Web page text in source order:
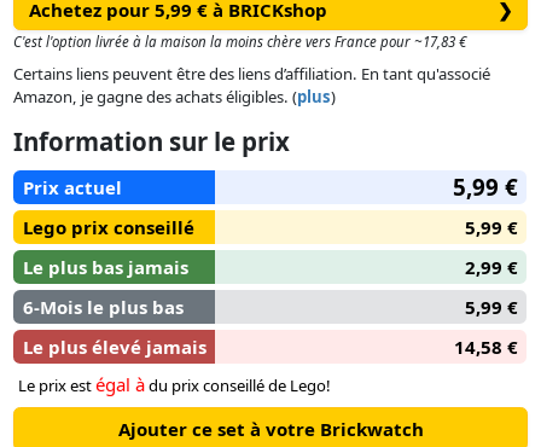
s’orne d’une minifigurine de Dingo, très décontracté avec son
inséparable pull orange, son pantalon bleu et son drôle de
chapeau vert, attachée à un anneau par une chaîne en métal
solide. Ce porte-clés attrayant peut s’accrocher à un sac à dos
sac.
Achetez pour 5,99 € à BRICKshop ❯
C'est l'option livrée à la maison la moins chère vers France pour ~17,83 €
Certains liens peuvent être des liens d’affiliation. En tant qu'associé
Amazon, je gagne des achats éligibles. (plus)
Information sur le prix
Prix actuel 5,99 €
Lego prix conseillé
5,99 €
Le plus bas jamais
2,99 €
6-Mois le plus bas
5,99 €
Le plus élevé jamais
14,58 €
Le prix estégal àdu prix conseillé de Lego!
Ajouter ce set à votre Brickwatch